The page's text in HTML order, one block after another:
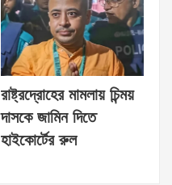
রাষ্ট্রদ্রোহের মামলায় চিন্ময়
দাসকে জামিন দিতে
হাইকোর্টের রুল